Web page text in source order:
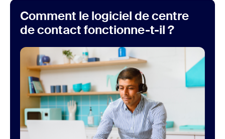
Comment le logiciel de centre
de contact fonctionne-t-il ?